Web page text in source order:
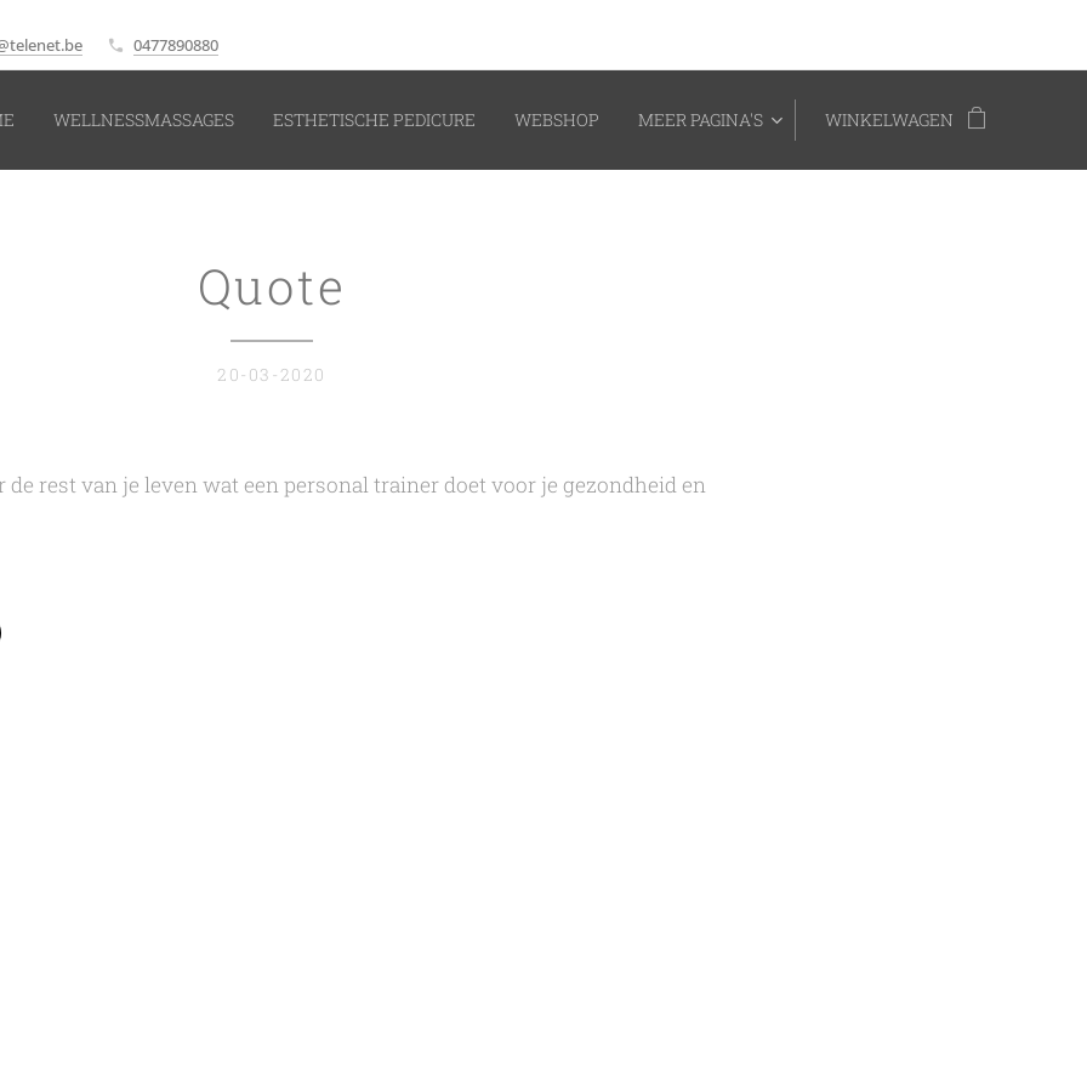
0477890880
WELLNESSMASSAGES ESTHETISCHE PEDICURE WEBSHOP MEER PAGINA'S WINKELWAGEN
Quote
20-03-2020
de rest van je leven wat een personal trainer doet voor je gezondheid en